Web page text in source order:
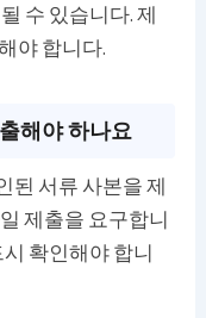
수 있습니다. 제
야 합니다.
해야 하나요
된 서류 사본을 제
제출을 요구합니
확인해야 합니